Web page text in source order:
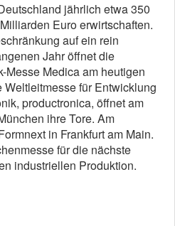
jährlich etwa 350
Euro erwirtschaften.
auf ein rein
Jahr öffnet die
Medica am heutigen
für Entwicklung
productronica, öffnet am
ihre Tore. Am
in Frankfurt am Main.
für die nächste
industriellen Produktion.